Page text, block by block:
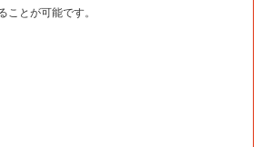
とが可能です。